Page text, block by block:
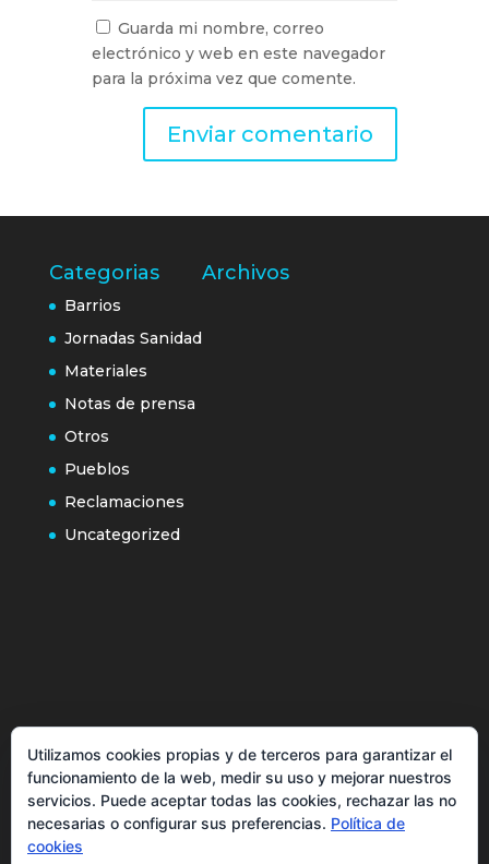
Guarda mi nombre, correo
electrónico y web en este navegador
para la próxima vez que comente.
Categorias
Barrios
Jornadas Sanidad
Materiales
Notas de prensa
Otros
Pueblos
Reclamaciones
Uncategorized
Archivos
Más información sobre las cookies
Inicio
Política de privacidad
Utilizamos cookies propias y de terceros para garantizar el
funcionamiento de la web, medir su uso y mejorar nuestros
servicios. Puede aceptar todas las cookies, rechazar las no
necesarias o configurar sus preferencias. Política de
cookies